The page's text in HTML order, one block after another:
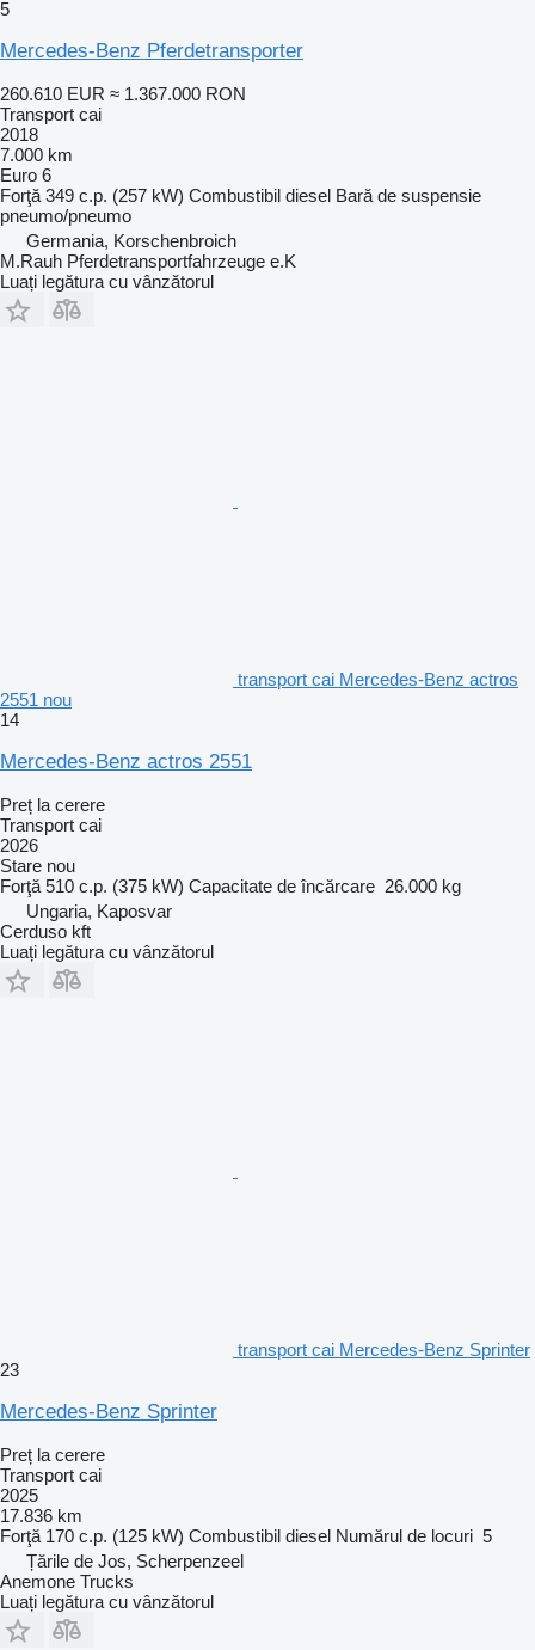
5
Mercedes-Benz Pferdetransporter
260.610 EUR ≈ 1.367.000 RON
Transport cai
2018
7.000 km
Euro 6
Forţă 349 c.p. (257 kW) Combustibil diesel Bară de suspensie
pneumo/pneumo
Germania, Korschenbroich
M.Rauh Pferdetransportfahrzeuge e.K
Luați legătura cu vânzătorul
transport cai Mercedes-Benz actros
2551 nou
14
Mercedes-Benz actros 2551
Preț la cerere
Transport cai
2026
Stare nou
Forţă 510 c.p. (375 kW) Capacitate de încărcare 26.000 kg
Ungaria, Kaposvar
Cerduso kft
Luați legătura cu vânzătorul
transport cai Mercedes-Benz Sprinter
23
Mercedes-Benz Sprinter
Preț la cerere
Transport cai
2025
17.836 km
Forţă 170 c.p. (125 kW) Combustibil diesel Numărul de locuri 5
Țările de Jos, Scherpenzeel
Anemone Trucks
Luați legătura cu vânzătorul